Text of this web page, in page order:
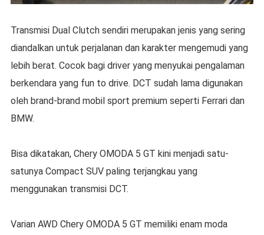
Transmisi Dual Clutch sendiri merupakan jenis yang sering
diandalkan untuk perjalanan dan karakter mengemudi yang
lebih berat. Cocok bagi driver yang menyukai pengalaman
berkendara yang fun to drive. DCT sudah lama digunakan
oleh brand-brand mobil sport premium seperti Ferrari dan
BMW.
Bisa dikatakan, Chery OMODA 5 GT kini menjadi satu-
satunya Compact SUV paling terjangkau yang
menggunakan transmisi DCT.
Varian AWD Chery OMODA 5 GT memiliki enam moda